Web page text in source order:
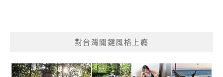
對台灣關鍵風格上癮